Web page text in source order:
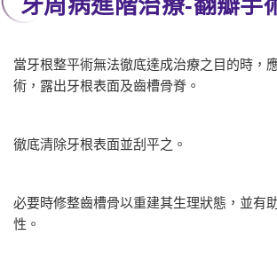
牙周病進階治療-翻瓣手
當牙根整平術無法徹底達成治療之目的時，
術，露出牙根表面及齒槽骨脊。
徹底清除牙根表面並刮平之。
必要時修整齒槽骨以重建其生理狀態，並有
性。